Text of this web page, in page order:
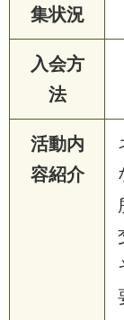
集状況
入会方
法
活動内
容紹介